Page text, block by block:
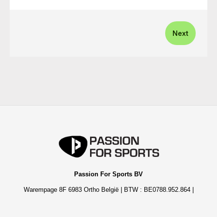
Next
Passion For Sports BV
Warempage 8F 6983 Ortho België | BTW : BE0788.952.864 |